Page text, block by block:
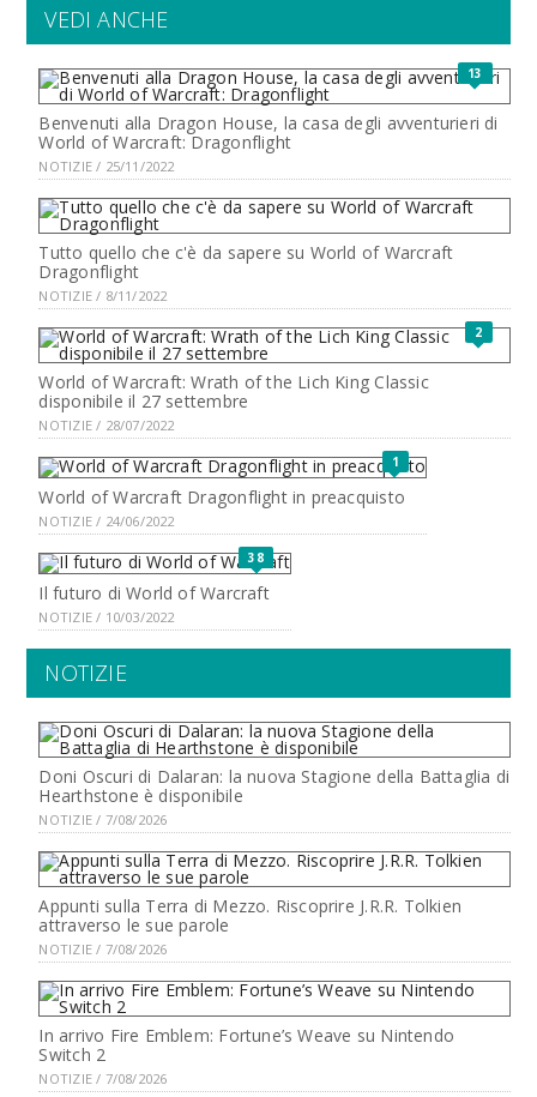
VEDI ANCHE
13
Benvenuti alla Dragon House, la casa degli avventurieri di
World of Warcraft: Dragonflight
NOTIZIE / 25/11/2022
Tutto quello che c'è da sapere su World of Warcraft
Dragonflight
NOTIZIE / 8/11/2022
2
World of Warcraft: Wrath of the Lich King Classic
disponibile il 27 settembre
NOTIZIE / 28/07/2022
1
World of Warcraft Dragonflight in preacquisto
NOTIZIE / 24/06/2022
38
Il futuro di World of Warcraft
NOTIZIE / 10/03/2022
NOTIZIE
Doni Oscuri di Dalaran: la nuova Stagione della Battaglia di
Hearthstone è disponibile
NOTIZIE / 7/08/2026
Appunti sulla Terra di Mezzo. Riscoprire J.R.R. Tolkien
attraverso le sue parole
NOTIZIE / 7/08/2026
In arrivo Fire Emblem: Fortune’s Weave su Nintendo
Switch 2
NOTIZIE / 7/08/2026